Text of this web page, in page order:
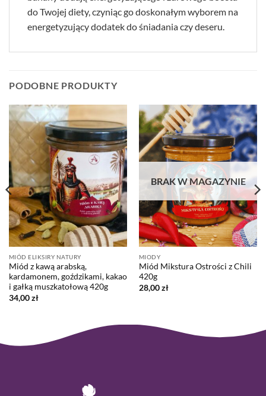
do Twojej diety, czyniąc go doskonałym wyborem na
energetyzujący dodatek do śniadania czy deseru.
PODOBNE PRODUKTY
MIÓD ELIKSIRY NATURY
Miód z kawą arabską,
kardamonem, goździkami, kakao
i gałką muszkatołową 420g
34,00zł
BRAK W MAGAZYNIE
MIODY
Miód Mikstura Ostrości z Chili
420g
28,00zł